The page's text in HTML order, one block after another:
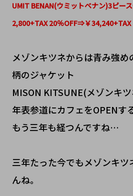
UMIT BENAN(ウミットベナン)3ピー
2,800+TAX 20％OFF⇒￥34,240+TAX
メゾンキツネからは青み強
柄のジャケット
MISON KITSUNE(メゾンキ
年表参道にカフェをOPENす
もう三年も経つんですね…
三年たった今でもメゾンキツ
んね。